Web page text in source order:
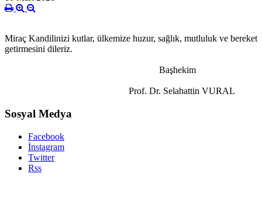
Miraç Kandilinizi kutlar, ülkemize huzur, sağlık, mutluluk ve bereket
getirmesini dileriz.
Başhekim
Prof. Dr. Selahattin VURAL
Sosyal Medya
Facebook
İnstagram
Twitter
Rss